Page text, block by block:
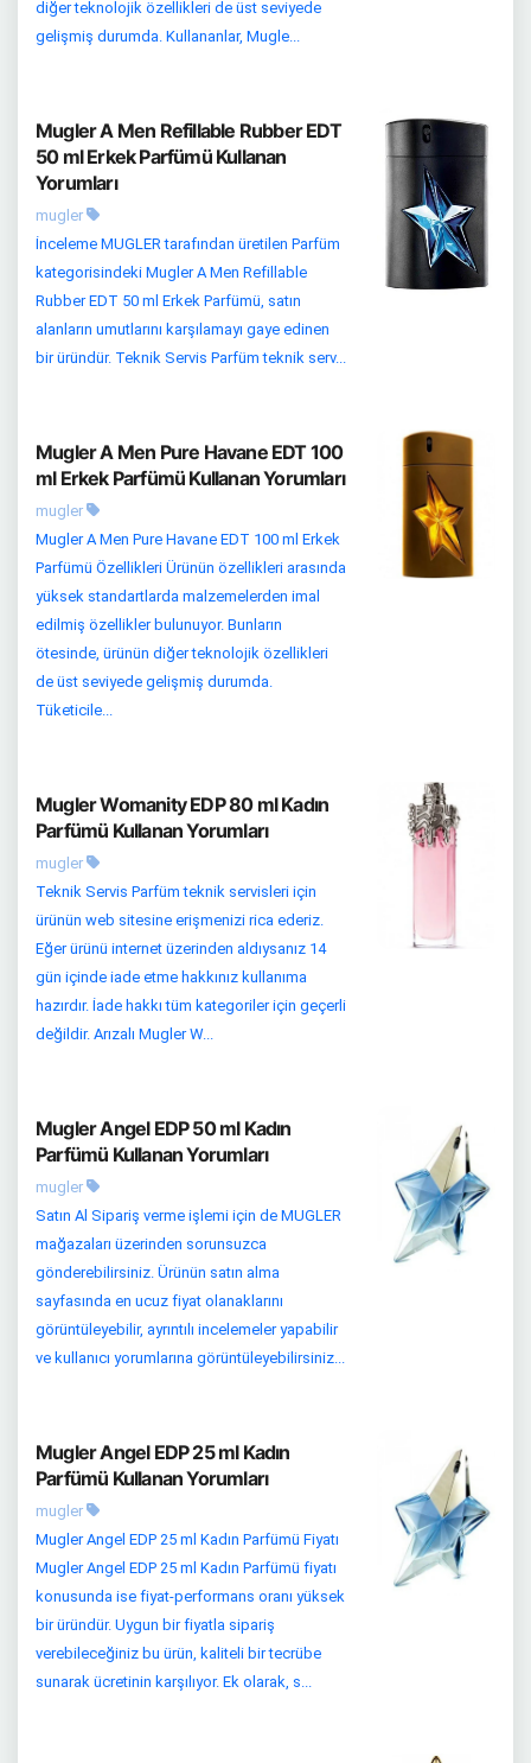
diğer teknolojik özellikleri de üst seviyede
gelişmiş durumda. Kullananlar, Mugle...
Mugler A Men Refillable Rubber EDT
50 ml Erkek Parfümü Kullanan
Yorumları
mugler
İnceleme MUGLER tarafından üretilen Parfüm
kategorisindeki Mugler A Men Refillable
Rubber EDT 50 ml Erkek Parfümü, satın
alanların umutlarını karşılamayı gaye edinen
bir üründür. Teknik Servis Parfüm teknik serv...
Mugler A Men Pure Havane EDT 100
ml Erkek Parfümü Kullanan Yorumları
mugler
Mugler A Men Pure Havane EDT 100 ml Erkek
Parfümü Özellikleri Ürünün özellikleri arasında
yüksek standartlarda malzemelerden imal
edilmiş özellikler bulunuyor. Bunların
ötesinde, ürünün diğer teknolojik özellikleri
de üst seviyede gelişmiş durumda.
Tüketicile...
Mugler Womanity EDP 80 ml Kadın
Parfümü Kullanan Yorumları
mugler
Teknik Servis Parfüm teknik servisleri için
ürünün web sitesine erişmenizi rica ederiz.
Eğer ürünü internet üzerinden aldıysanız 14
gün içinde iade etme hakkınız kullanıma
hazırdır. İade hakkı tüm kategoriler için geçerli
değildir. Arızalı Mugler W...
Mugler Angel EDP 50 ml Kadın
Parfümü Kullanan Yorumları
mugler
Satın Al Sipariş verme işlemi için de MUGLER
mağazaları üzerinden sorunsuzca
gönderebilirsiniz. Ürünün satın alma
sayfasında en ucuz fiyat olanaklarını
görüntüleyebilir, ayrıntılı incelemeler yapabilir
ve kullanıcı yorumlarına görüntüleyebilirsiniz...
Mugler Angel EDP 25 ml Kadın
Parfümü Kullanan Yorumları
mugler
Mugler Angel EDP 25 ml Kadın Parfümü Fiyatı
Mugler Angel EDP 25 ml Kadın Parfümü fiyatı
konusunda ise fiyat-performans oranı yüksek
bir üründür. Uygun bir fiyatla sipariş
verebileceğiniz bu ürün, kaliteli bir tecrübe
sunarak ücretinin karşılıyor. Ek olarak, s...